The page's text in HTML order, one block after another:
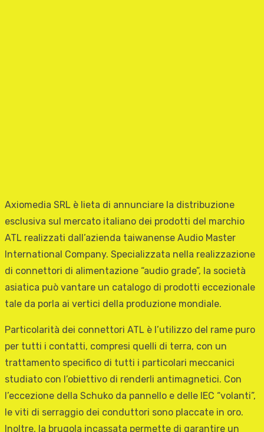
Axiomedia SRL è lieta di annunciare la distribuzione
esclusiva sul mercato italiano dei prodotti del marchio
ATL realizzati dall’azienda taiwanense Audio Master
International Company. Specializzata nella realizzazione
di connettori di alimentazione “audio grade”, la società
asiatica può vantare un catalogo di prodotti eccezionale
tale da porla ai vertici della produzione mondiale.
Particolarità dei connettori ATL è l’utilizzo del rame puro
per tutti i contatti, compresi quelli di terra, con un
trattamento specifico di tutti i particolari meccanici
studiato con l’obiettivo di renderli antimagnetici. Con
l’eccezione della Schuko da pannello e delle IEC “volanti”,
le viti di serraggio dei conduttori sono placcate in oro.
Inoltre, la brugola incassata permette di garantire un